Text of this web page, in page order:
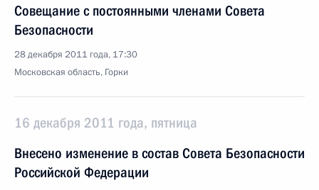
Совещание с постоянными членами Совета
Безопасности
28 декабря 2011 года, 17:30
Московская область, Горки
16 декабря 2011 года, пятница
Внесено изменение в состав Совета Безопасности
Российской Федерации